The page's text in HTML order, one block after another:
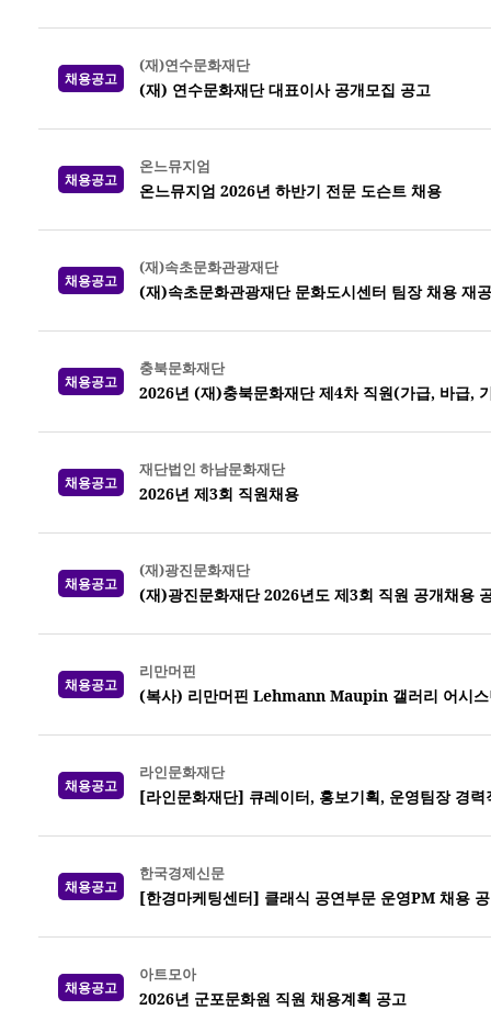
채용공고
(재)연수문화재단
(재) 연수문화재단 대표이사 공개모집 공고
채용공고
온느뮤지엄
온느뮤지엄 2026년 하반기 전문 도슨트 채용
채용공고
(재)속초문화관광재단
(재)속초문화관광재단 문화도시센터 팀장 채용 재
채용공고
충북문화재단
2026년 (재)충북문화재단 제4차 직원(가급, 바급,
채용공고
재단법인 하남문화재단
2026년 제3회 직원채용
채용공고
(재)광진문화재단
(재)광진문화재단 2026년도 제3회 직원 공개채용
채용공고
리만머핀
(복사) 리만머핀 Lehmann Maupin 갤러리 어시스
채용공고
라인문화재단
[라인문화재단] 큐레이터, 홍보기획, 운영팀장 경력
채용공고
한국경제신문
[한경마케팅센터] 클래식 공연부문 운영PM 채용
채용공고
아트모아
2026년 군포문화원 직원 채용계획 공고